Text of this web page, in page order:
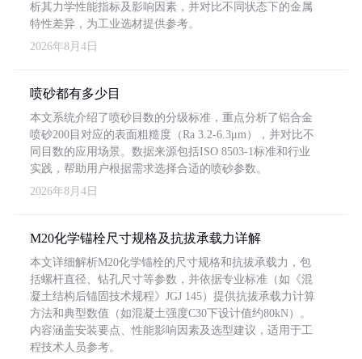
析其力学性能指标及影响因素，并对比不同状态下的金属
特性差异，为工业选材提供参考。
2026年8月4日
喷砂都有多少目
本文系统介绍了喷砂目数的分级标准，重点分析了铝合金
喷砂200目对应的表面粗糙度（Ra 3.2-6.3μm），并对比不
同目数的应用场景。数据来源包括ISO 8503-1标准和行业
实践，帮助用户根据需求选择合适的喷砂参数。
2026年8月4日
M20化学锚栓尺寸规格及抗拔承载力详解
本文详细解析M20化学锚栓的尺寸规格和抗拔承载力，包
括螺杆直径、钻孔尺寸等参数，并依据专业标准（如《混
凝土结构后锚固技术规程》JGJ 145）提供抗拔承载力计算
方法和典型数值（如混凝土强度C30下设计值约80kN）。
内容涵盖安装要点、性能影响因素及选型建议，适用于工
程技术人员参考。